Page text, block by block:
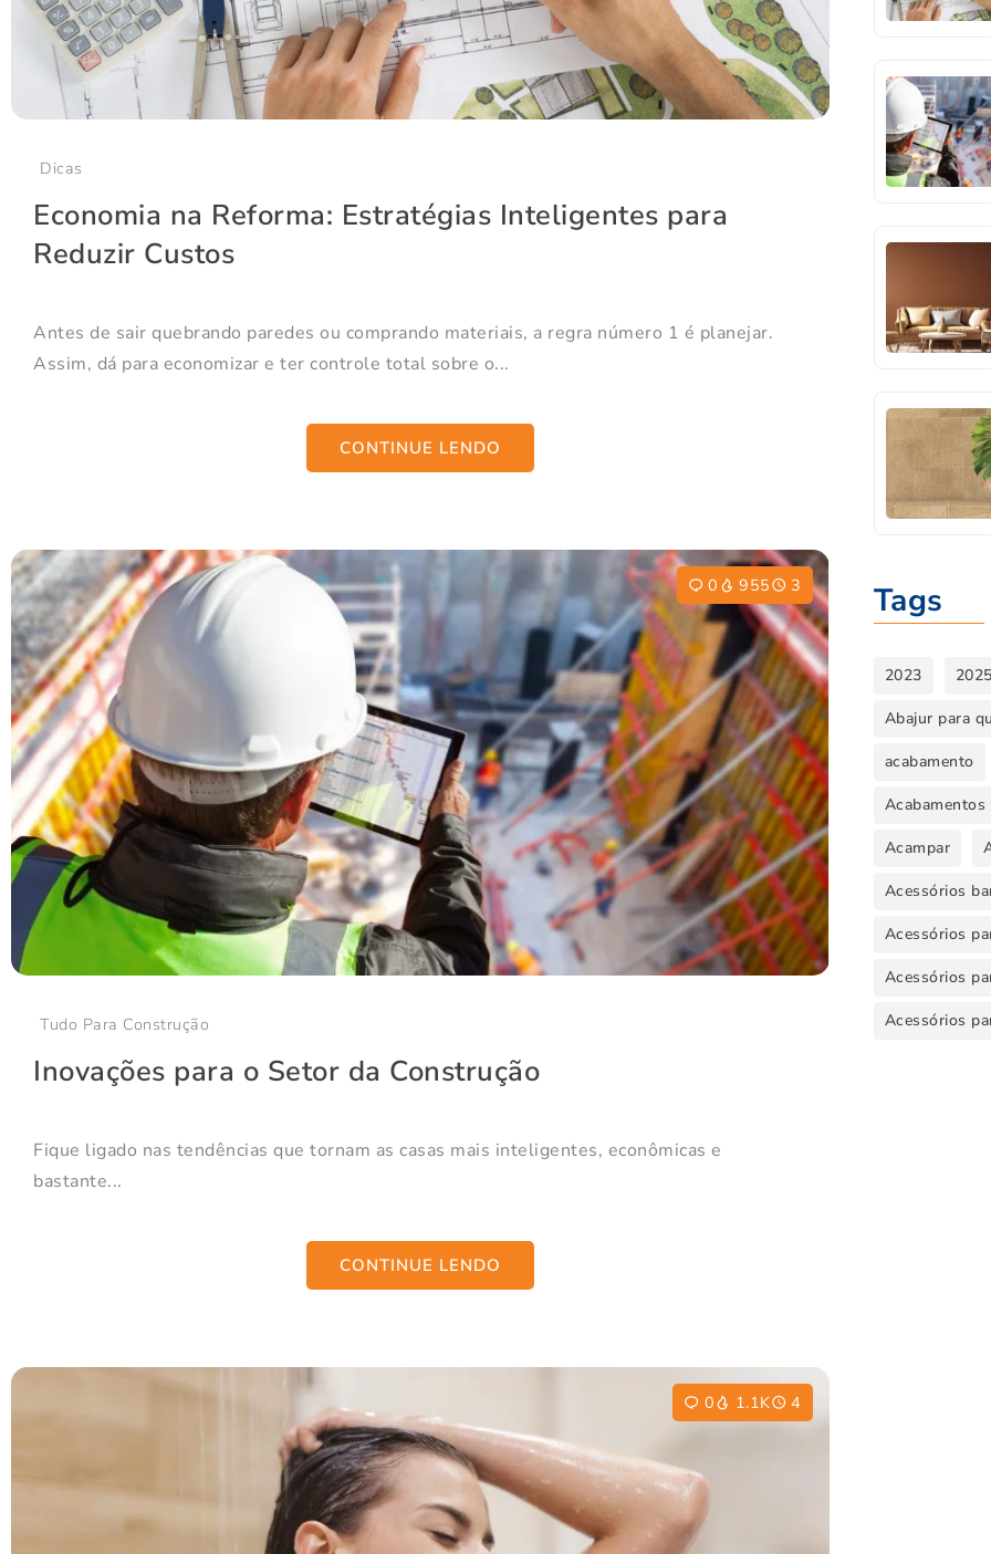
Dicas
Economia na Reforma: Estratégias Inteligentes para
Reduzir Custos
Antes de sair quebrando paredes ou comprando materiais, a regra número 1 é planejar.
Assim, dá para economizar e ter controle total sobre o...
CONTINUE LENDO
0 955 3
Tudo Para Construção
Inovações para o Setor da Construção
Fique ligado nas tendências que tornam as casas mais inteligentes, econômicas e
bastante...
CONTINUE LENDO
0 1.1K 4
Tags
2023 2025
Abajur para
acabamento
Acabamentos
Acampar
Acessórios
Acessórios
Acessórios
Acessórios